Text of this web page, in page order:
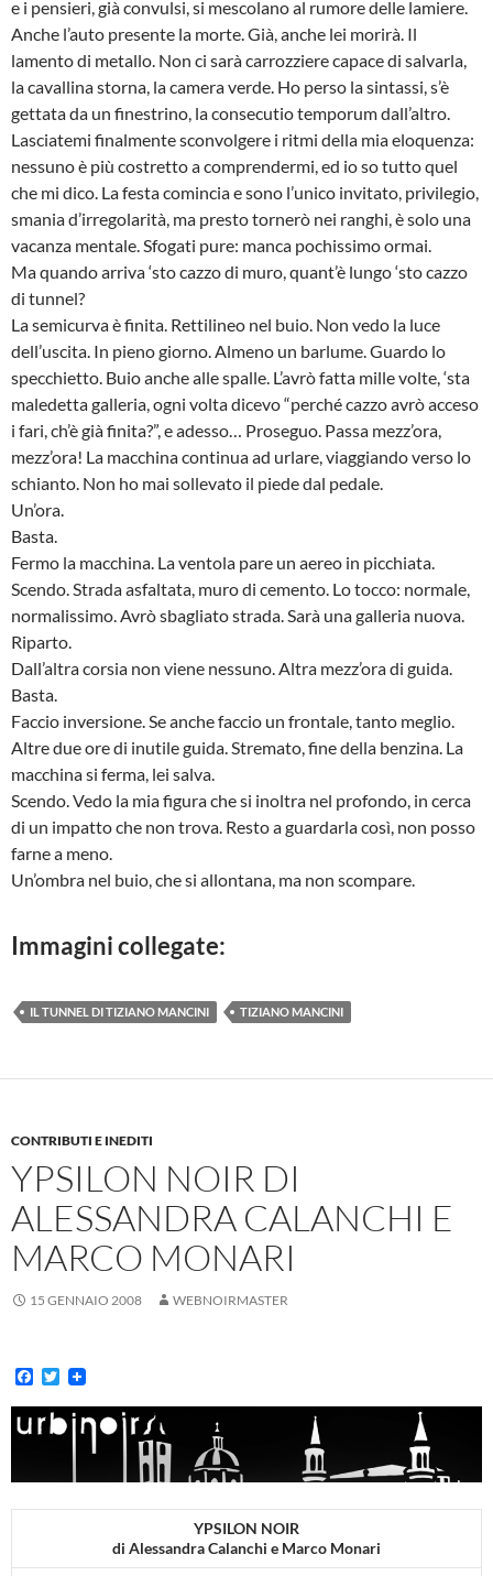
e i pensieri, già convulsi, si mescolano al rumore delle lamiere.
Anche l’auto presente la morte. Già, anche lei morirà. Il
lamento di metallo. Non ci sarà carrozziere capace di salvarla,
la cavallina storna, la camera verde. Ho perso la sintassi, s’è
gettata da un finestrino, la consecutio temporum dall’altro.
Lasciatemi finalmente sconvolgere i ritmi della mia eloquenza:
nessuno è più costretto a comprendermi, ed io so tutto quel
che mi dico. La festa comincia e sono l’unico invitato, privilegio,
smania d’irregolarità, ma presto tornerò nei ranghi, è solo una
vacanza mentale. Sfogati pure: manca pochissimo ormai.
Ma quando arriva ‘sto cazzo di muro, quant’è lungo ‘sto cazzo
di tunnel?
La semicurva è finita. Rettilineo nel buio. Non vedo la luce
dell’uscita. In pieno giorno. Almeno un barlume. Guardo lo
specchietto. Buio anche alle spalle. L’avrò fatta mille volte, ‘sta
maledetta galleria, ogni volta dicevo “perché cazzo avrò acceso
i fari, ch’è già finita?”, e adesso… Proseguo. Passa mezz’ora,
mezz’ora! La macchina continua ad urlare, viaggiando verso lo
schianto. Non ho mai sollevato il piede dal pedale.
Un’ora.
Basta.
Fermo la macchina. La ventola pare un aereo in picchiata.
Scendo. Strada asfaltata, muro di cemento. Lo tocco: normale,
normalissimo. Avrò sbagliato strada. Sarà una galleria nuova.
Riparto.
Dall’altra corsia non viene nessuno. Altra mezz’ora di guida.
Basta.
Faccio inversione. Se anche faccio un frontale, tanto meglio.
Altre due ore di inutile guida. Stremato, fine della benzina. La
macchina si ferma, lei salva.
Scendo. Vedo la mia figura che si inoltra nel profondo, in cerca
di un impatto che non trova. Resto a guardarla così, non posso
farne a meno.
Un’ombra nel buio, che si allontana, ma non scompare.
Immagini collegate:
IL TUNNEL DI TIZIANO MANCINI TIZIANO MANCINI
CONTRIBUTI E INEDITI
YPSILON NOIR DI
ALESSANDRA CALANCHI E
MARCO MONARI
15 GENNAIO 2008 WEBNOIRMASTER
F
c
e
o
T
i
t
r
YPSILON NOIR
di Alessandra Calanchi e Marco Monari